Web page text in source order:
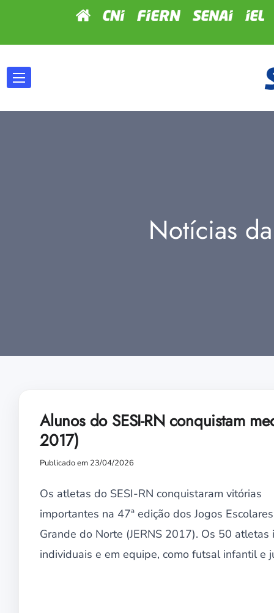
Notícias
Alunos do SESI-RN conquistam
2017)
Publicado em 23/04/2026
Os atletas do SESI-RN conquistaram vitórias
importantes na 47ª edição dos Jogos
Grande do Norte (JERNS 2017). Os 50
individuais e em equipe, como futsal infantil e